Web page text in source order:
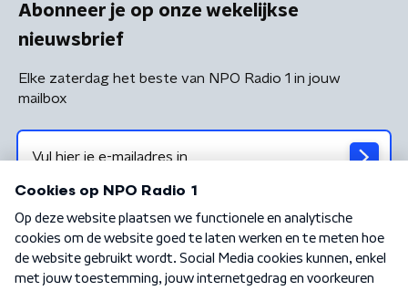
Abonneer je op onze wekelijkse
nieuwsbrief
Elke zaterdag het beste van NPO Radio 1 in jouw
mailbox
Algemene voorwaarden